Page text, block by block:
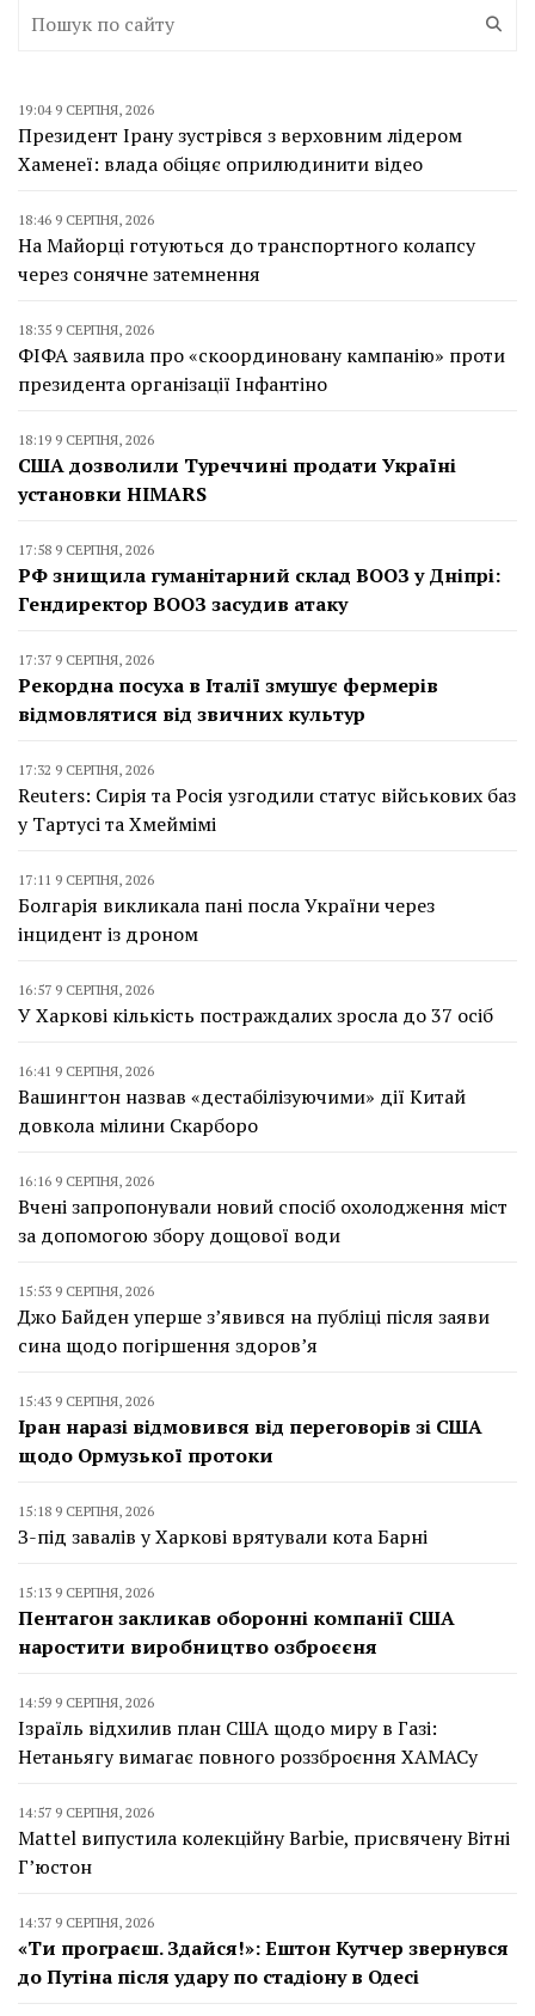
19:04 9 СЕРПНЯ, 2026
Президент Ірану зустрівся з верховним лідером
Хаменеї: влада обіцяє оприлюдинити відео
18:46 9 СЕРПНЯ, 2026
На Майорці готуються до транспортного колапсу
через сонячне затемнення
18:35 9 СЕРПНЯ, 2026
ФІФА заявила про «скоординовану кампанію» проти
президента організації Інфантіно
18:19 9 СЕРПНЯ, 2026
США дозволили Туреччині продати Україні
установки HIMARS
17:58 9 СЕРПНЯ, 2026
РФ знищила гуманітарний склад ВООЗ у Дніпрі:
Гендиректор ВООЗ засудив атаку
17:37 9 СЕРПНЯ, 2026
Рекордна посуха в Італії змушує фермерів
відмовлятися від звичних культур
17:32 9 СЕРПНЯ, 2026
Reuters: Сирія та Росія узгодили статус військових баз
у Тартусі та Хмеймімі
17:11 9 СЕРПНЯ, 2026
Болгарія викликала пані посла України через
інцидент із дроном
16:57 9 СЕРПНЯ, 2026
У Харкові кількість постраждалих зросла до 37 осіб
16:41 9 СЕРПНЯ, 2026
Вашингтон назвав «дестабілізуючими» дії Китай
довкола мілини Скарборо
16:16 9 СЕРПНЯ, 2026
Вчені запропонували новий спосіб охолодження міст
за допомогою збору дощової води
15:53 9 СЕРПНЯ, 2026
Джо Байден уперше з’явився на публіці після заяви
сина щодо погіршення здоров’я
15:43 9 СЕРПНЯ, 2026
Іран наразі відмовився від переговорів зі США
щодо Ормузької протоки
15:18 9 СЕРПНЯ, 2026
З-під завалів у Харкові врятували кота Барні
15:13 9 СЕРПНЯ, 2026
Пентагон закликав оборонні компанії США
наростити виробництво озброєєня
14:59 9 СЕРПНЯ, 2026
Ізраїль відхилив план США щодо миру в Газі:
Нетаньягу вимагає повного роззброєння ХАМАСу
14:57 9 СЕРПНЯ, 2026
Mattel випустила колекційну Barbie, присвячену Вітні
Г’юстон
14:37 9 СЕРПНЯ, 2026
«Ти програєш. Здайся!»: Ештон Кутчер звернувся
до Путіна після удару по стадіону в Одесі